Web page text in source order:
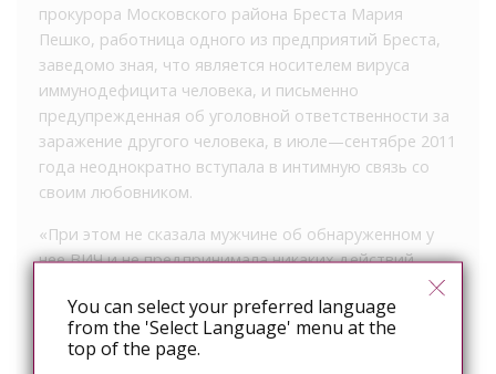
прокурора Московского района Бреста Мария
Пешко, работница одного из предприятий Бреста,
заведомо зная, что является носителем вируса
иммунодефицита человека, и письменно
предупрежденная об уголовной ответственности за
заражение другого человека, в июле—сентябре 2011
года неоднократно вступала в интимную связь со
своим любовником.
«При этом не сказала мужчине об обнаруженном у
нее ВИЧ и не предпринимала никаких действий,
которые могли бы предотвратить его заражение, —
дополнила Пешко. — В сентябре 31-летний
потерпевший сдавал анализы, и в его крови была
обнаружена ВИЧ-инфекция. Мужчина, у которого
You can select your preferred language
from the 'Select Language' menu at the
top of the page.